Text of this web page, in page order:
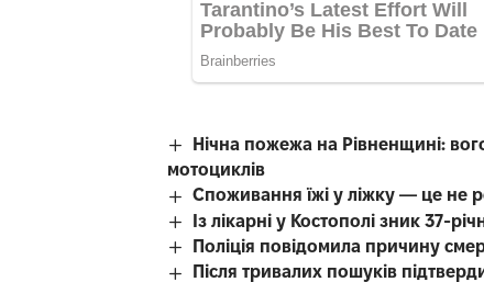
Нічна пожежа на Рівненщині:
мотоциклів
Споживання їжі у ліжку — це не
Із лікарні у Костополі зник 37-
Поліція повідомила причину
Після тривалих пошуків